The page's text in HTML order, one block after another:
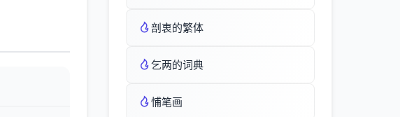
剖衷的繁体
乞两的词典
悑笔画